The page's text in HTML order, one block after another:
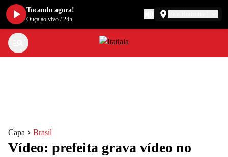
Capa Brasil
Vídeo: prefeita grava vídeo no
Tocando agora!
Ouça ao vivo /24h